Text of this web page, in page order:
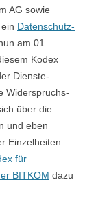
AG sowie
Datenschutz-
am 01.
Kodex
Dienste-
Widerspruchs-
über die
und eben
Einzelheiten
für
BITKOM dazu